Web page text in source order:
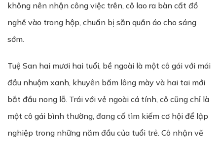
không nên nhận công việc trên, cô lao ra bàn cất đồ
nghề vào trong hộp, chuẩn bị sẵn quần áo cho sáng
sớm.
Tuệ San hai mươi hai tuổi, bề ngoài là một cô gái với mái
đầu nhuộm xanh, khuyên bấm lông mày và hai tai mới
bắt đầu nong lỗ. Trái với vẻ ngoài cá tính, cô cũng chỉ là
một cô gái bình thường, đang cố tìm kiếm cơ hội để lập
nghiệp trong những năm đầu của tuổi trẻ. Cô nhận vẽ